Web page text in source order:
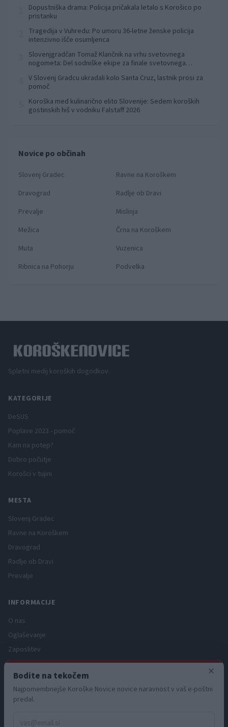
Dopustniška drama: Policija pričakala letalo s Korošico po
pristanku
Tragedija v Vuhredu: Po umoru 36-letne ženske policija
intenzivno išče osumljenca
Slovenjgradčan Tomaž Klančnik na vrhu svetovnega
nogometa: Del sodniške ekipe za finale svetovnega
V Slovenj Gradcu ukradali kolo Santa Cruz, lastnik prosi za
pomoč
Koroška med kulinarično elito Slovenije: Sedem koroških
gostinskih hiš v vodniku Falstaff 2026
Novice po občinah
Slovenj Gradec
Ravne na Koroškem
Dravograd
Radlje ob Dravi
Prevalje
Mislinja
Mežica
Črna na Koroškem
Muta
Vuzenica
Ribnica na Pohorju
Podvelka
Spletni medij koroških dogodkov.
KATEGORIJE
DeSUS
Poplave 2023 - pomoč
Kam na potep?
Dobro počutje
Korošci v tujini
MESTA
Slovenj Gradec
Ravne na Koroškem
Dravograd
Radlje ob Dravi
Prevalje
INFORMACIJE
O nas
Oglaševanje
Zaposlitev
Pravno obvestilo
Zasebnost in piškotki
Storitve
Pogoji uporabe
×
Bodite na tekočem
Najpomembnejše Koroške Novice novice naravnost v vaš e-poštni
predal.